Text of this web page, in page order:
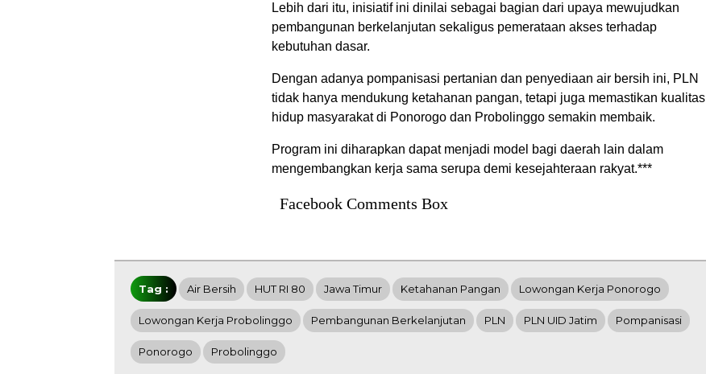
Lebih dari itu, inisiatif ini dinilai sebagai bagian dari upaya mewujudkan
pembangunan berkelanjutan sekaligus pemerataan akses terhadap
kebutuhan dasar.
Dengan adanya pompanisasi pertanian dan penyediaan air bersih ini, PLN
tidak hanya mendukung ketahanan pangan, tetapi juga memastikan kualitas
hidup masyarakat di Ponorogo dan Probolinggo semakin membaik.
Program ini diharapkan dapat menjadi model bagi daerah lain dalam
mengembangkan kerja sama serupa demi kesejahteraan rakyat.***
Facebook Comments Box
Tag : Air Bersih HUT RI 80 Jawa Timur Ketahanan Pangan Lowongan Kerja Ponorogo
Lowongan Kerja Probolinggo Pembangunan Berkelanjutan PLN PLN UID Jatim Pompanisasi
Ponorogo Probolinggo